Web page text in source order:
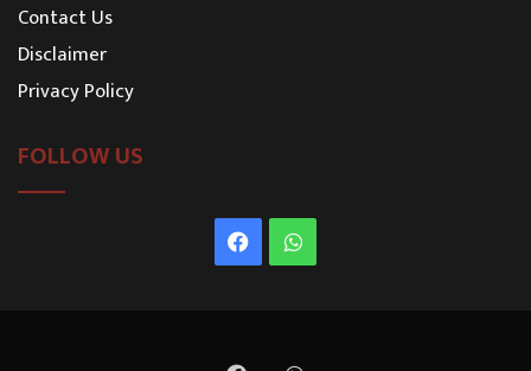
Contact Us
Disclaimer
Privacy Policy
FOLLOW US
FacebookWhatsApp